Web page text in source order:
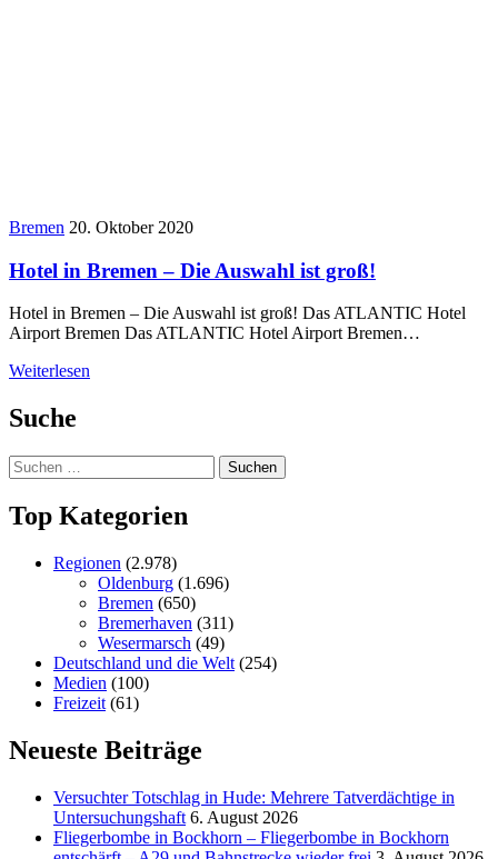
Bremen 20. Oktober 2020
Hotel in Bremen – Die Auswahl ist groß!
Hotel in Bremen – Die Auswahl ist groß! Das ATLANTIC Hotel
Airport Bremen Das ATLANTIC Hotel Airport Bremen…
Weiterlesen
Suche
Suchen
nach:
Top Kategorien
Regionen (2.978)
Oldenburg (1.696)
Bremen (650)
Bremerhaven (311)
Wesermarsch (49)
Deutschland und die Welt (254)
Medien (100)
Freizeit (61)
Neueste Beiträge
Versucht­er Totschlag in Hude: Mehrere Tatverdächtige in
Untersuchungshaft 6. August 2026
Fliegerbombe in Bockhorn – Fliegerbombe in Bockhorn